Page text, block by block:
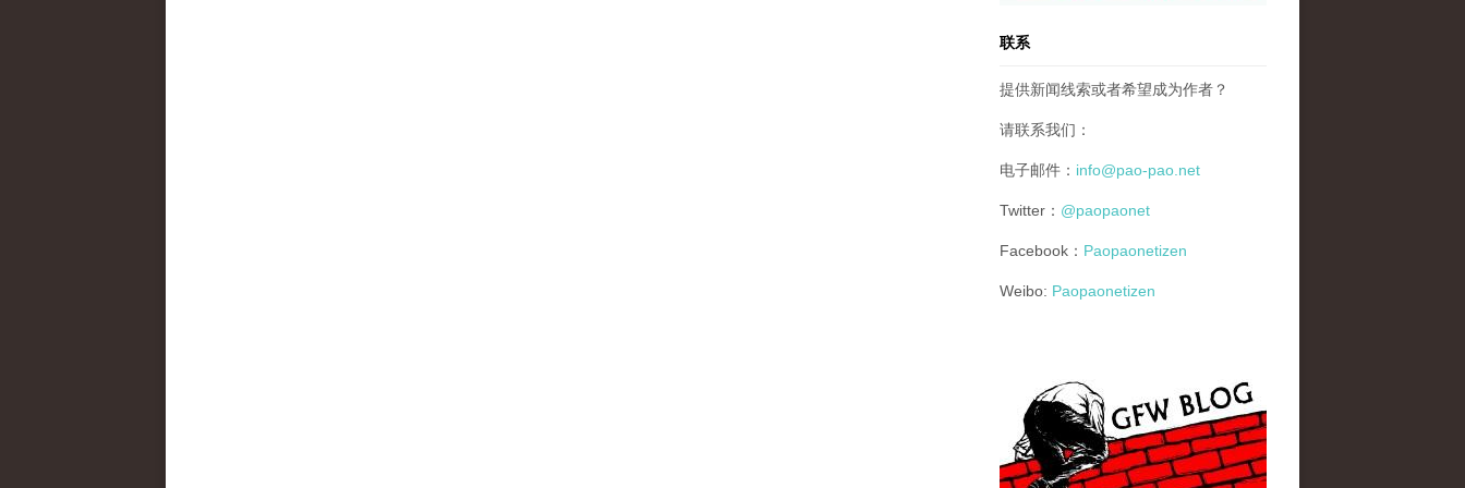
联系
提供新闻线索或者希望成为作者？
请联系我们：
电子邮件： info@pao-pao.net
Twitter： @paopaonet
Facebook： Paopaonetizen
Weibo: Paopaonetizen
gfw_blog_small.jpg